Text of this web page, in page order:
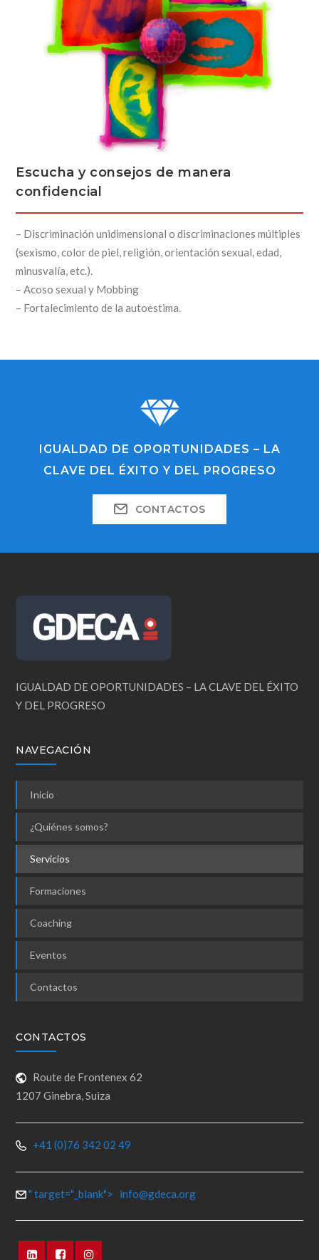
Escucha y consejos de manera
confidencial
– Discriminación unidimensional o discriminaciones múltiples
(sexismo, color de piel, religión, orientación sexual, edad,
minusvalía, etc.).
– Acoso sexual y Mobbing
– Fortalecimiento de la autoestima.
IGUALDAD DE OPORTUNIDADES – LA
CLAVE DEL ÉXITO Y DEL PROGRESO
CONTACTOS
IGUALDAD DE OPORTUNIDADES – LA CLAVE DEL ÉXITO
Y DEL PROGRESO
NAVEGACIÓN
Inicio
¿Quiénes somos?
Servicios
Formaciones
Coaching
Eventos
Contactos
CONTACTOS
Route de Frontenex 62
1207 Ginebra, Suiza
+41 (0)76 342 02 49
" target="_blank"> info@gdeca.org